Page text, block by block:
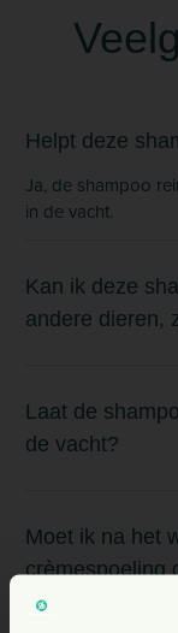
Helpt deze
Ja, de shampoo
in de vacht.
Kan ik deze
andere dieren,
Laat de
de vacht?
Moet ik na het
crèmespoeling